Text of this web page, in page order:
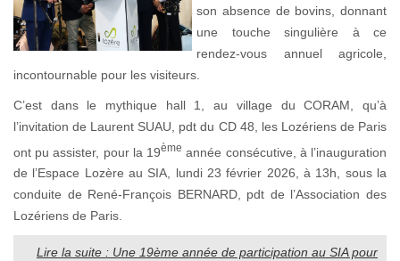
son absence de bovins, donnant
une touche singulière à ce
rendez-vous annuel agricole,
incontournable pour les visiteurs.
C’est dans le mythique hall 1, au village du CORAM, qu’à
l’invitation de Laurent SUAU, pdt du CD 48, les Lozériens de Paris
ont pu assister, pour la 19ème année consécutive, à l’inauguration
de l’Espace Lozère au SIA, lundi 23 février 2026, à 13h, sous la
conduite de René-François BERNARD, pdt de l’Association des
Lozériens de Paris.
Lire la suite : Une 19ème année de participation au SIA pour